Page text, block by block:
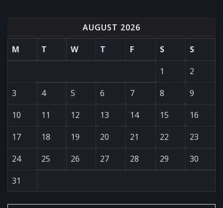
AUGUST 2026
M
T W T F S
S
1
2
3
4 5 6 7 8
9
10
11 12 13 14 15
16
17
18 19 20 21 22
23
24
25 26 27 28 29
30
31